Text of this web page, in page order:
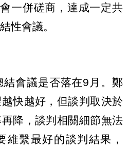
一併磋商，達成一定共
性會議。
會議是否落在9月。鄭
快越好，但談判取決於
降，談判相關細節無法
維繫最好的談判結果，